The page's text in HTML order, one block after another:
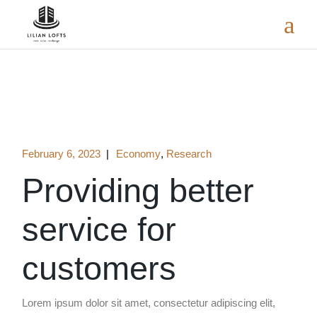
February 6, 2023 Economy Research
Providing better
service for
customers
Lorem ipsum dolor sit amet, consectetur adipiscing elit,